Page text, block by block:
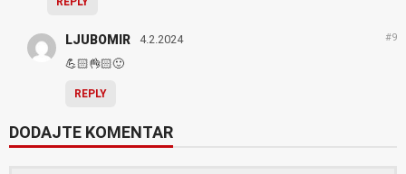
LJUBOMIR 4.2.2024 #9
💪🏻👌🏻🙂
REPLY
DODAJTE KOMENTAR